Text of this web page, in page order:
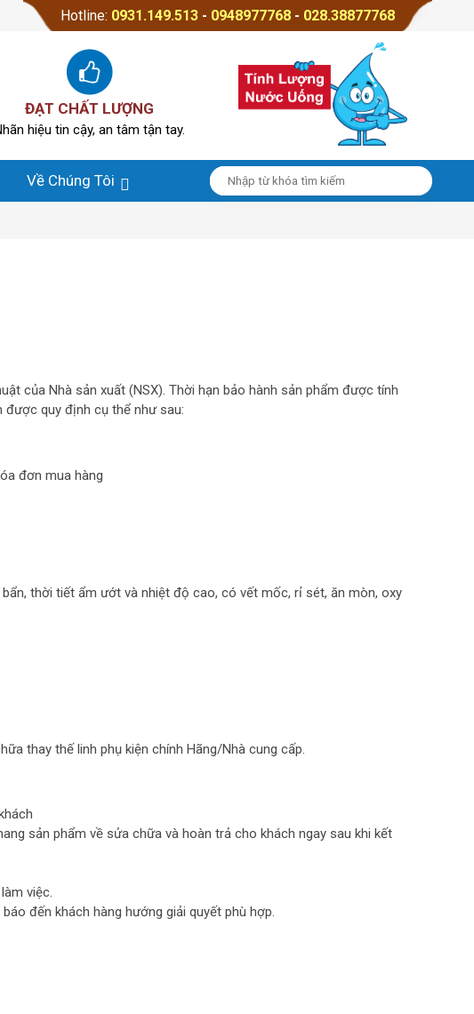
Hotline: 0931.149.513 - 0948977768 - 028.38877768
ĐẠT CHẤT LƯỢNG
hiệu tin cậy, an tâm tận tay.
Về Chúng Tôi
của Nhà sản xuất (NSX). Thời hạn bảo hành sản phẩm được tính
được quy định cụ thể như sau:
đơn mua hàng
thời tiết ẩm ướt và nhiệt độ cao, có vết mốc, rỉ sét, ăn mòn, oxy
thay thế linh phụ kiện chính Hãng/Nhà cung cấp.
sản phẩm về sửa chữa và hoàn trả cho khách ngay sau khi kết
việc.
đến khách hàng hướng giải quyết phù hợp.